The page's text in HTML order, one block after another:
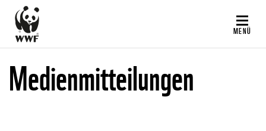
Direkt
zum
Inhalt
MENÜ
Medienmitteilungen